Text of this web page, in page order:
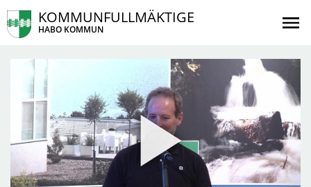
KOMMUNFULLMÄKTIGE
HABO KOMMUN